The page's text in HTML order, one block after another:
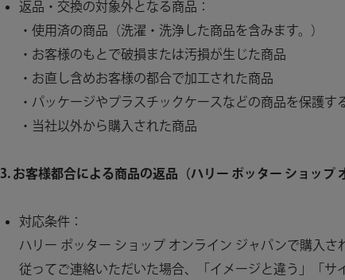
返品・交換の対象外となる商品：
・使用済の商品（洗濯・洗浄した商品を含みます。）
・お客様のもとで破損または汚損が生じた商品
・お直し含めお客様の都合で加工された商品
・パッケージやプラスチックケースなどの商品を保護
・当社以外から購入された商品
3. お客様都合による商品の返品（ハリー ポッター ショップ
対応条件：
ハリー ポッター ショップ オンライン ジャパンで購入
従ってご連絡いただいた場合、「イメージと違う」「